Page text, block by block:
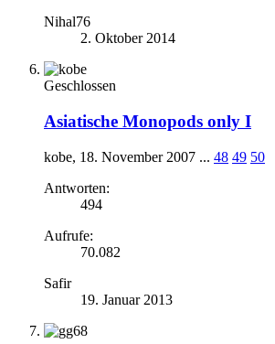
Nihal76
2. Oktober 2014
Geschlossen
Asiatische Monopods only I
kobe, 18. November 2007 ... 48 49 50
Antworten:
494
Aufrufe:
70.082
Safir
19. Januar 2013